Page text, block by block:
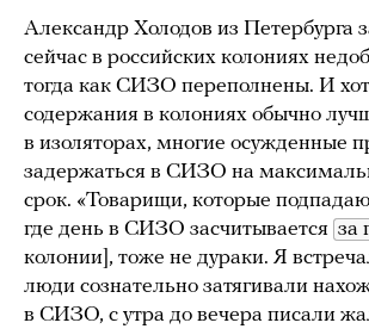
Александр Холодов из Петербурга
сейчас в российских колониях
тогда как СИЗО переполнены. И
содержания в колониях обычно
в изоляторах, многие осужденные
задержаться в СИЗО на
срок. «Товарищи, которые
где день в СИЗО засчитывается за
колонии], тоже не дураки. Я
люди сознательно затягивали
в СИЗО, с утра до вечера писали